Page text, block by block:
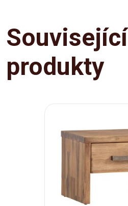
Související
produkty